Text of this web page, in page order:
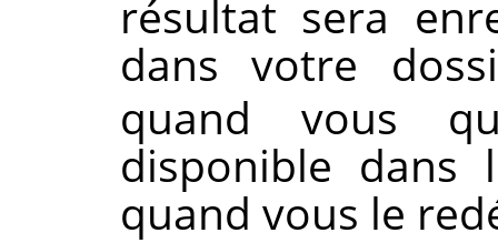
résultat sera
dans votre
quand vous
disponible dans
quand vous le